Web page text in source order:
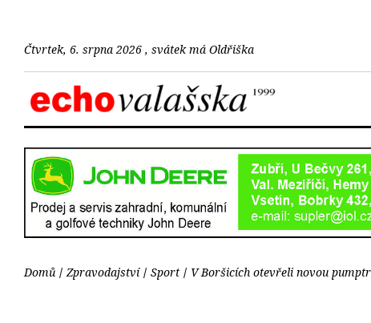
Čtvrtek, 6. srpna 2026 , svátek má Oldřiška
Domů Zpravodajství Sport V Boršicích otevřeli novou